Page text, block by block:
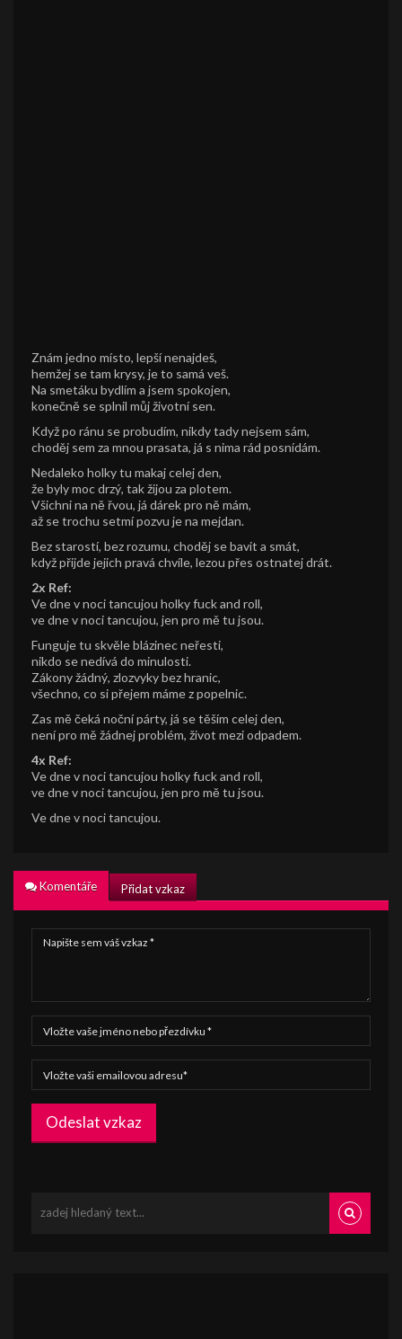
Znám jedno místo, lepší nenajdeš,
hemžej se tam krysy, je to samá veš.
Na smetáku bydlím a jsem spokojen,
konečně se splnil můj životní sen.
Když po ránu se probudím, nikdy tady nejsem sám,
choděj sem za mnou prasata, já s nima rád posnídám.
Nedaleko holky tu makaj celej den,
že byly moc drzý, tak žijou za plotem.
Všichni na ně řvou, já dárek pro ně mám,
až se trochu setmí pozvu je na mejdan.
Bez starostí, bez rozumu, choděj se bavit a smát,
když přijde jejich pravá chvíle, lezou přes ostnatej drát.
2x Ref:
Ve dne v noci tancujou holky fuck and roll,
ve dne v noci tancujou, jen pro mě tu jsou.
Funguje tu skvěle blázinec neřesti,
nikdo se nedívá do minulosti.
Zákony žádný, zlozvyky bez hranic,
všechno, co si přejem máme z popelnic.
Zas mě čeká noční párty, já se těším celej den,
není pro mě žádnej problém, život mezi odpadem.
4x Ref:
Ve dne v noci tancujou holky fuck and roll,
ve dne v noci tancujou, jen pro mě tu jsou.
Ve dne v noci tancujou.
Komentáře Přidat vzkaz
Odeslat vzkaz